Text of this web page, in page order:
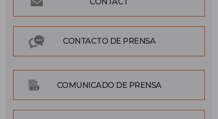
CONTACTO DE PRENSA
COMUNICADO DE PRENSA